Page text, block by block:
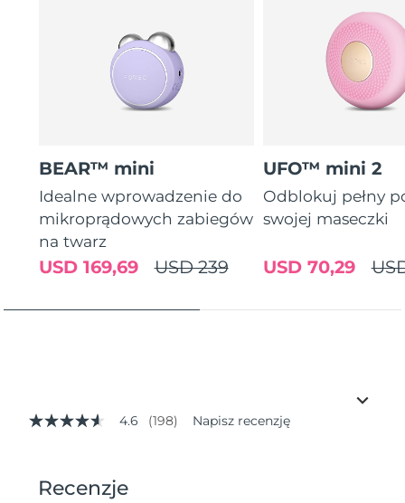
BEAR™ mini
Idealne wprowadzenie do
mikroprądowych zabiegów
na twarz
USD 239
USD 169,69
UFO™ mini 2
Odblokuj pełny
swojej maseczki
USD 70,29
4.6
średnia
wartość
4.6 (198) Napisz recenzję